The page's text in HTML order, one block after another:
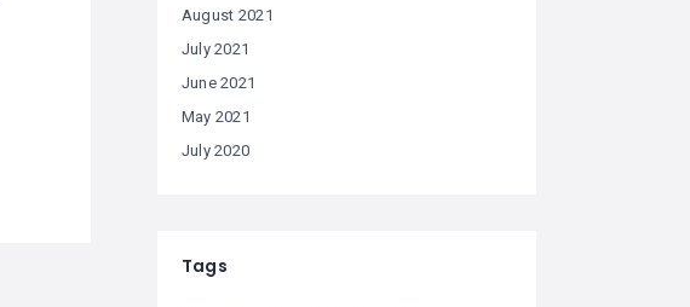
August 2021
July 2021
June 2021
May 2021
July 2020
Tags